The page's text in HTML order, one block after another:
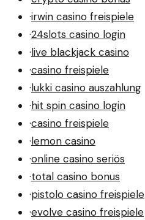
·irwin casino freispiele
·24slots casino login
·live blackjack casino
·casino freispiele
·lukki casino auszahlung
·hit spin casino login
·casino freispiele
·lemon casino
·online casino seriös
·total casino bonus
·pistolo casino freispiele
·evolve casino freispiele